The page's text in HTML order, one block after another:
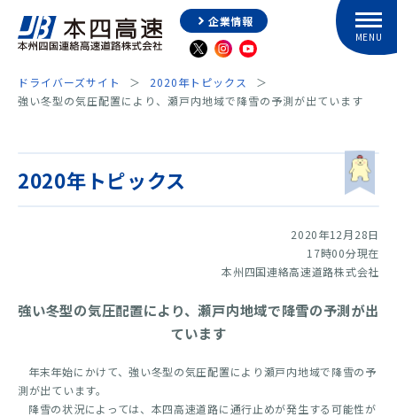
企業情報
ドライバーズサイト
2020年トピックス
強い冬型の気圧配置により、瀬戸内地域で降雪の予測が出ています
2020年トピックス
2020年12月28日
17時00分現在
本州四国連絡高速道路株式会社
強い冬型の気圧配置により、瀬戸内地域で降雪の予測が出
ています
年末年始にかけて、強い冬型の気圧配置により瀬戸内地域で降雪の予
測が出ています。
降雪の状況によっては、本四高速道路に通行止めが発生する可能性が